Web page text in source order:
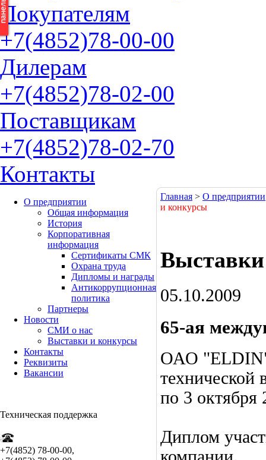
Покупателям
+7(4852)78-00-00
Дилерам
+7(4852)78-02-00
Поставщикам
+7(4852)78-02-70
Контакты
О предприятии
Общая информация
История
Корпоративная
информация
Сертификаты СМК
Охрана труда
Дипломы и награды
Антикоррупционная
политика
Партнеры
Новости
СМИ о нас
Выставки и конкурсы
Контакты
Реквизиты
Вакансии
Техническая поддержка
+7(4852) 78-00-00,
Главная > О предприятии
и конкурсы
05.10.2009
65-ая
ОАО "ELDIN"
технической
по 3
Диплом